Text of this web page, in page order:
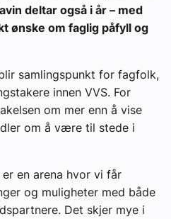
deltar også i år – med
ønske om faglig påfyll og
samlingspunkt for fagfolk,
innen VVS. For
om mer enn å vise
om å være til stede i
en arena hvor vi får
og muligheter med både
Det skjer mye i